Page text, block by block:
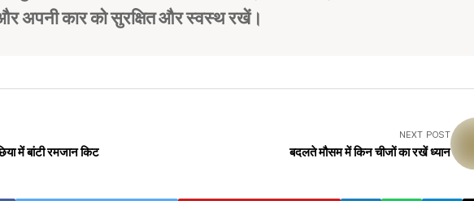
अपनी कार को सुरक्षित और स्वस्थ रखें।
में बांटी रमजान किट
NEXT POST
बदलते मौसम में किन चीजों का रखें ध्यान